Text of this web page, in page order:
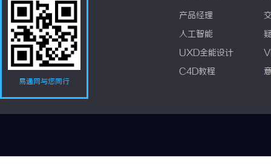
易通网与您同行
产品经理
人工智能
UXD全能设计
C4D教程